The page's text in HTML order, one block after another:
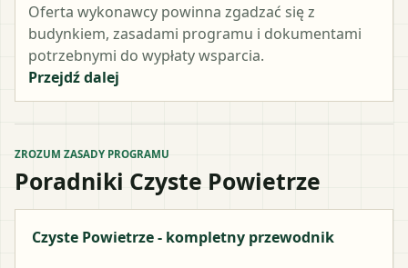
Oferta wykonawcy powinna zgadzać się z
budynkiem, zasadami programu i dokumentami
potrzebnymi do wypłaty wsparcia.
Przejdź dalej
ZROZUM ZASADY PROGRAMU
Poradniki Czyste Powietrze
Czyste Powietrze - kompletny przewodnik